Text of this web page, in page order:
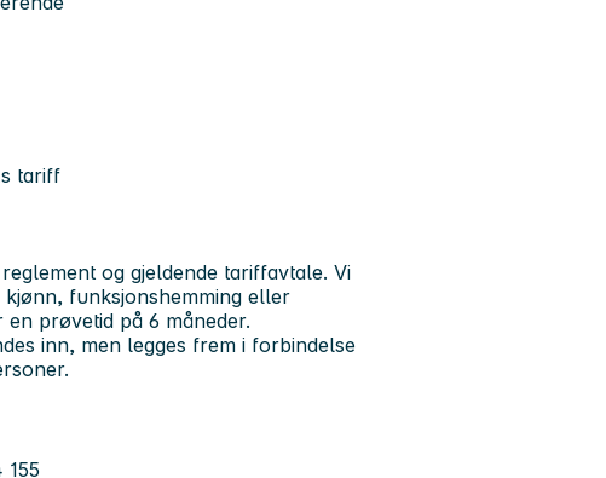
tariff
og gjeldende tariffavtale. Vi
funksjonshemming eller
prøvetid på 6 måneder.
inn, men legges frem i forbindelse